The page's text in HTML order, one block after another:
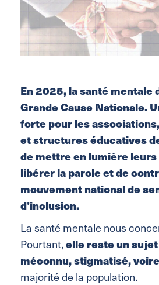
En 2025, la santé mentale
Grande Cause Nationale.
forte pour les
et structures éducatives
de mettre en lumière
libérer la parole et de
mouvement national de
d’inclusion.
La santé mentale nous
Pourtant,elle reste un
méconnu, stigmatisé,
majorité de la population.